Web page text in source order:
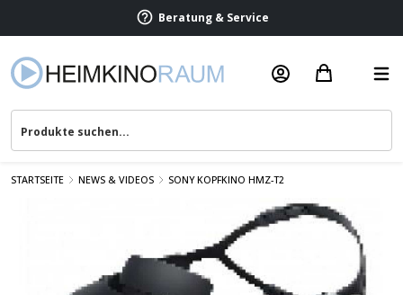
Termin vereinbaren
STARTSEITE NEWS & VIDEOS SONY KOPFKINO HMZ-T2